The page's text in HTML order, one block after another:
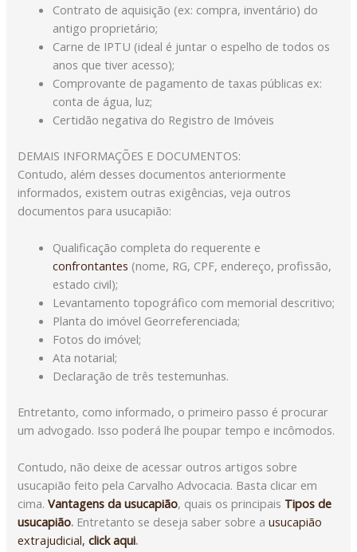
Contrato de aquisição (ex: compra, inventário) do
antigo proprietário;
Carne de IPTU (ideal é juntar o espelho de todos os
anos que tiver acesso);
Comprovante de pagamento de taxas públicas ex:
conta de água, luz;
Certidão negativa do Registro de Imóveis
DEMAIS INFORMAÇÕES E DOCUMENTOS:
Contudo, além desses documentos anteriormente
informados, existem outras exigências, veja outros
documentos para usucapião:
Qualificação completa do requerente e
confrontantes (nome, RG, CPF, endereço, profissão,
estado civil);
Levantamento topográfico com memorial descritivo;
Planta do imóvel Georreferenciada;
Fotos do imóvel;
Ata notarial;
Declaração de três testemunhas.
Entretanto, como informado, o primeiro passo é procurar
um advogado. Isso poderá lhe poupar tempo e incômodos.
Contudo, não deixe de acessar outros artigos sobre
usucapião feito pela Carvalho Advocacia. Basta clicar em
cima.Vantagens da usucapião, quais os principais Tipos de
usucapião. Entretanto se deseja saber sobre ausucapião
extrajudicial,click aqui.